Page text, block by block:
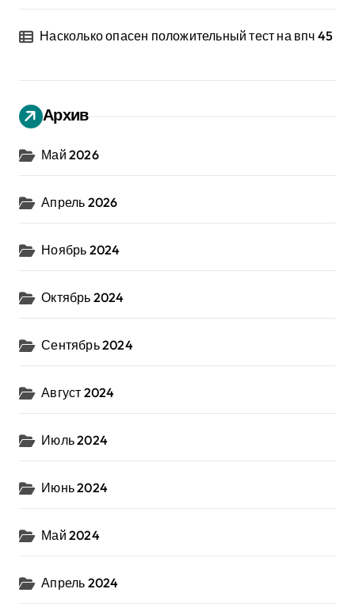
Насколько опасен положительный тест на впч 45
Архив
Май 2026
Апрель 2026
Ноябрь 2024
Октябрь 2024
Сентябрь 2024
Август 2024
Июль 2024
Июнь 2024
Май 2024
Апрель 2024